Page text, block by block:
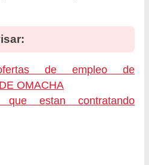
de empleo de
OMACHA
que estan contratando